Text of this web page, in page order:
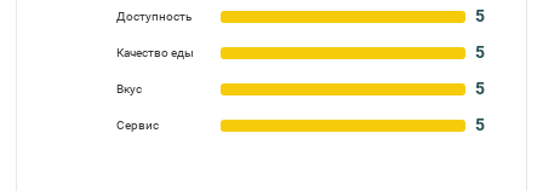
Доступность 5
Качество еды 5
Вкус 5
Сервис 5